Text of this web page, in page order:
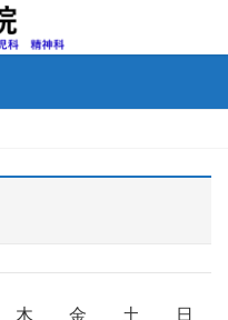
木 金 土 日